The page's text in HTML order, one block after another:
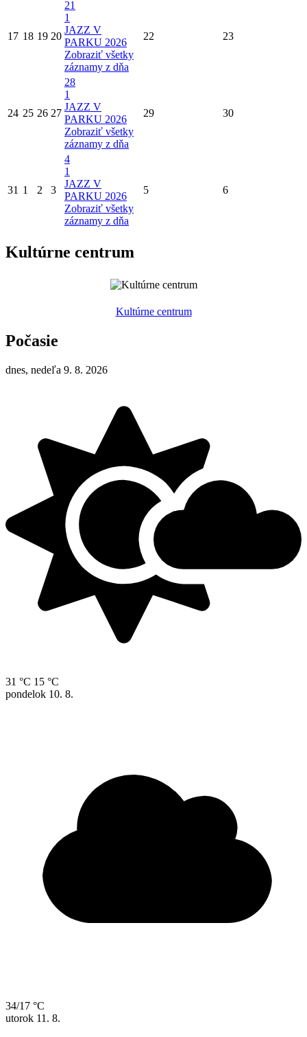
17 18 19 20
21
1
JAZZ V
PARKU 2026
Zobraziť všetky
záznamy z dňa
22 23
24 25 26 27
28
1
JAZZ V
PARKU 2026
Zobraziť všetky
záznamy z dňa
29 30
31 1 2 3
4
1
JAZZ V
PARKU 2026
Zobraziť všetky
záznamy z dňa
5 6
Kultúrne centrum
Kultúrne centrum
Počasie
dnes, nedeľa 9. 8. 2026
31 °C 15 °C
pondelok 10. 8.
34/17 °C
utorok 11. 8.